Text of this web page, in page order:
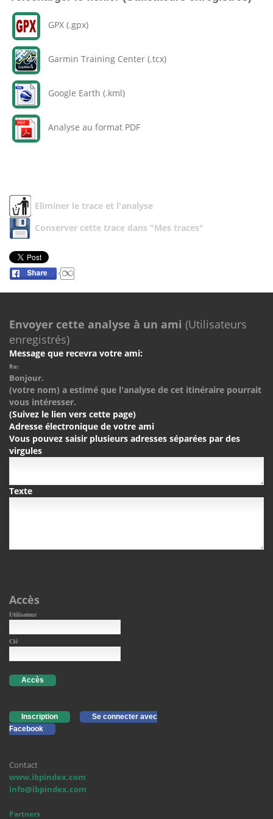
GPX (.gpx)
Garmin Training Center (.tcx)
Google Earth (.kml)
Analyse au format PDF
Eliminer le trace et l'analyse
Conserver cette trace dans "Mes traces"
Envoyer cette analyse à un ami (Utilisateurs
enregistrés)
Message que recevra votre ami:
Re:
Bonjour.
(votre nom) a estimé que l'analyse de cet itinéraire pourrait
vous intéresser.
(Suivez le lien vers cette page)
Adresse électronique de votre ami
Vous pouvez saisir plusieurs adresses séparées par des
virgules
Texte
Accès
Utilisateur
Clé
Accès
Inscription
Se connecter avec
Facebook
Contact
www.ibpindex.com
info@ibpindex.com
Partners